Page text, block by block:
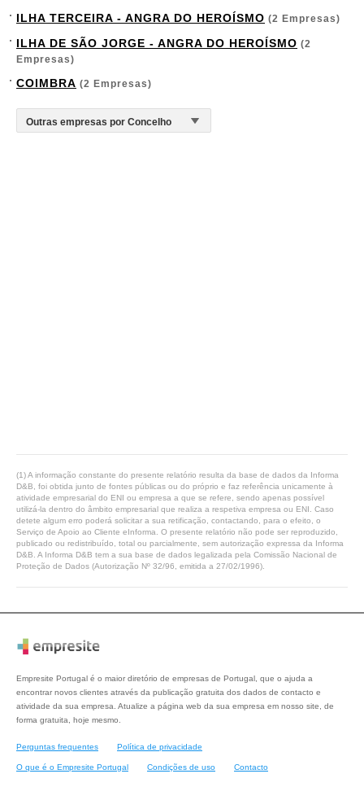
ILHA TERCEIRA - ANGRA DO HEROÍSMO (2 Empresas)
ILHA DE SÃO JORGE - ANGRA DO HEROÍSMO (2
Empresas)
COIMBRA (2 Empresas)
(1) A informação constante do presente relatório resulta da base de dados da Informa
D&B, foi obtida junto de fontes públicas ou do próprio e faz referência unicamente à
atividade empresarial do ENI ou empresa a que se refere, sendo apenas possível
utilizá-la dentro do âmbito empresarial que realiza a respetiva empresa ou ENI. Caso
detete algum erro poderá solicitar a sua retificação, contactando, para o efeito, o
Serviço de Apoio ao Cliente eInforma. O presente relatório não pode ser reproduzido,
publicado ou redistribuído, total ou parcialmente, sem autorização expressa da Informa
D&B. A Informa D&B tem a sua base de dados legalizada pela Comissão Nacional de
Proteção de Dados (Autorização Nº 32/96, emitida a 27/02/1996).
Empresite Portugal é o maior diretório de empresas de Portugal, que o ajuda a
encontrar novos clientes através da publicação gratuita dos dados de contacto e
atividade da sua empresa. Atualize a página web da sua empresa em nosso site, de
forma gratuita, hoje mesmo.
Perguntas frequentes Política de privacidade
O que é o Empresite Portugal Condições de uso Contacto